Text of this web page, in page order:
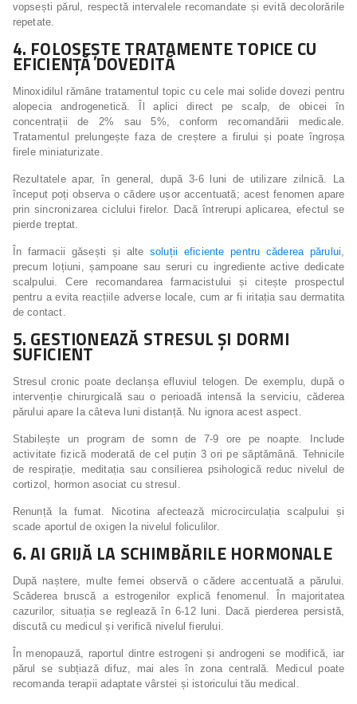
vopsești părul, respectă intervalele recomandate și evită decolorările
repetate.
4. FOLOSEȘTE TRATAMENTE TOPICE CU
EFICIENȚĂ DOVEDITĂ
Minoxidilul rămâne tratamentul topic cu cele mai solide dovezi pentru
alopecia androgenetică. Îl aplici direct pe scalp, de obicei în
concentrații de 2% sau 5%, conform recomandării medicale.
Tratamentul prelungește faza de creștere a firului și poate îngroșa
firele miniaturizate.
Rezultatele apar, în general, după 3-6 luni de utilizare zilnică. La
început poți observa o cădere ușor accentuată; acest fenomen apare
prin sincronizarea ciclului firelor. Dacă întrerupi aplicarea, efectul se
pierde treptat.
În farmacii găsești și alte soluții eficiente pentru căderea părului,
precum loțiuni, șampoane sau seruri cu ingrediente active dedicate
scalpului. Cere recomandarea farmacistului și citește prospectul
pentru a evita reacțiile adverse locale, cum ar fi iritația sau dermatita
de contact.
5. GESTIONEAZĂ STRESUL ȘI DORMI
SUFICIENT
Stresul cronic poate declanșa efluviul telogen. De exemplu, după o
intervenție chirurgicală sau o perioadă intensă la serviciu, căderea
părului apare la câteva luni distanță. Nu ignora acest aspect.
Stabilește un program de somn de 7-9 ore pe noapte. Include
activitate fizică moderată de cel puțin 3 ori pe săptămână. Tehnicile
de respirație, meditația sau consilierea psihologică reduc nivelul de
cortizol, hormon asociat cu stresul.
Renunță la fumat. Nicotina afectează microcirculația scalpului și
scade aportul de oxigen la nivelul foliculilor.
6. AI GRIJĂ LA SCHIMBĂRILE HORMONALE
După naștere, multe femei observă o cădere accentuată a părului.
Scăderea bruscă a estrogenilor explică fenomenul. În majoritatea
cazurilor, situația se reglează în 6-12 luni. Dacă pierderea persistă,
discută cu medicul și verifică nivelul fierului.
În menopauză, raportul dintre estrogeni și androgeni se modifică, iar
părul se subțiază difuz, mai ales în zona centrală. Medicul poate
recomanda terapii adaptate vârstei și istoricului tău medical.